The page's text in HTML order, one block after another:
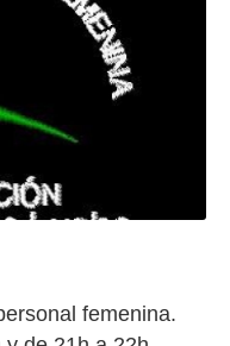
femenina.